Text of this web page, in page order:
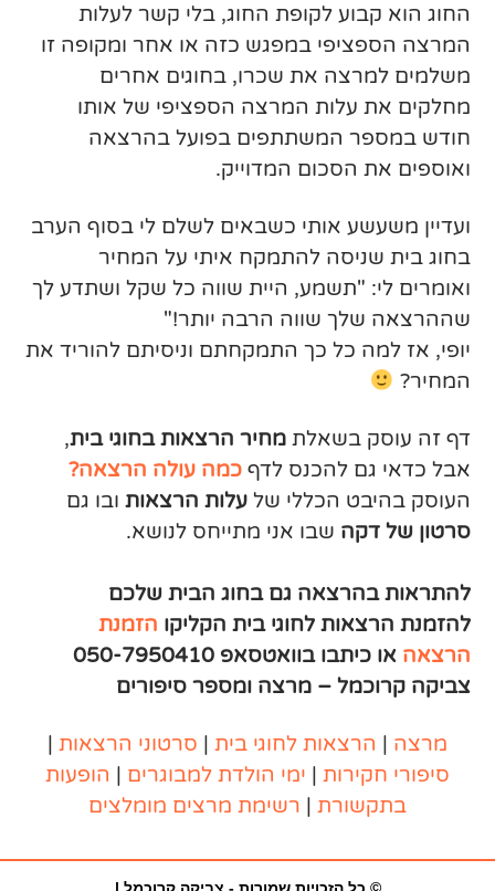
החוג הוא קבוע לקופת החוג, בלי קשר לעלות
המרצה הספציפי במפגש כזה או אחר ומקופה זו
משלמים למרצה את שכרו, בחוגים אחרים
מחלקים את עלות המרצה הספציפי של אותו
חודש במספר המשתתפים בפועל בהרצאה
ואוספים את הסכום המדוייק.
ועדיין משעשע אותי כשבאים לשלם לי בסוף הערב
בחוג בית שניסה להתמקח איתי על המחיר
ואומרים לי: "תשמע, היית שווה כל שקל ושתדע לך
שההרצאה שלך שווה הרבה יותר!"
יופי, אז למה כל כך התמקחתם וניסיתם להוריד את
המחיר?
דף זה עוסק בשאלתמחיר הרצאות בחוגי בית,
אבל כדאי גם להכנס לדףכמה עולה הרצאה?
העוסק בהיבט הכללי שלעלות הרצאות ובו גם
סרטון של דקה שבו אני מתייחס לנושא.
להתראות בהרצאה גם בחוג הבית שלכם
להזמנת הרצאות לחוגי בית הקליקו הזמנת
הרצאה או כיתבו בוואטסאפ 050-7950410
צביקה קרוכמל – מרצה ומספר סיפורים
מרצה | הרצאות לחוגי בית | סרטוני הרצאות |
סיפורי חקירות | ימי הולדת למבוגרים | הופעות
בתקשורת | רשימת מרצים מומלצים